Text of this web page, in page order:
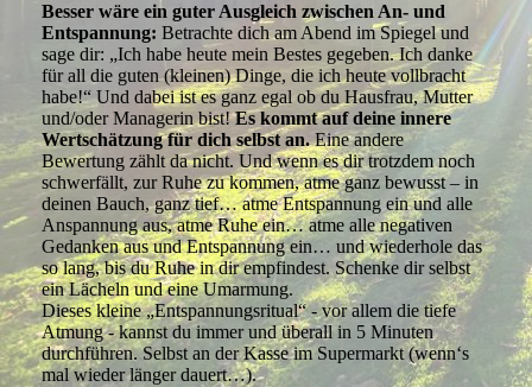
Besser wäre ein guter Ausgleich zwischen An- und
Entspannung: Betrachte dich am Abend im Spiegel und
sage dir: „Ich habe heute mein Bestes gegeben. Ich danke
für all die guten (kleinen) Dinge, die ich heute vollbracht
habe!“ Und dabei ist es ganz egal ob du Hausfrau, Mutter
und/oder Managerin bist!Es kommt auf deine innere
Wertschätzung für dich selbst an.Eine andere
Bewertung zählt da nicht. Und wenn es dir trotzdem noch
schwerfällt, zur Ruhe zu kommen, atme ganz bewusst – in
deinen Bauch, ganz tief… atme Entspannung ein und alle
Anspannung aus, atme Ruhe ein… atme alle negativen
Gedanken aus und Entspannung ein… und wiederhole das
so lang, bis du Ruhe in dir empfindest. Schenke dir selbst
ein Lächeln und eine Umarmung.
Dieses kleine „Entspannungsritual“ - vor allem die tiefe
Atmung - kannst du immer und überall in 5 Minuten
durchführen. Selbst an der Kasse im Supermarkt (wenn‘s
mal wieder länger dauert…).